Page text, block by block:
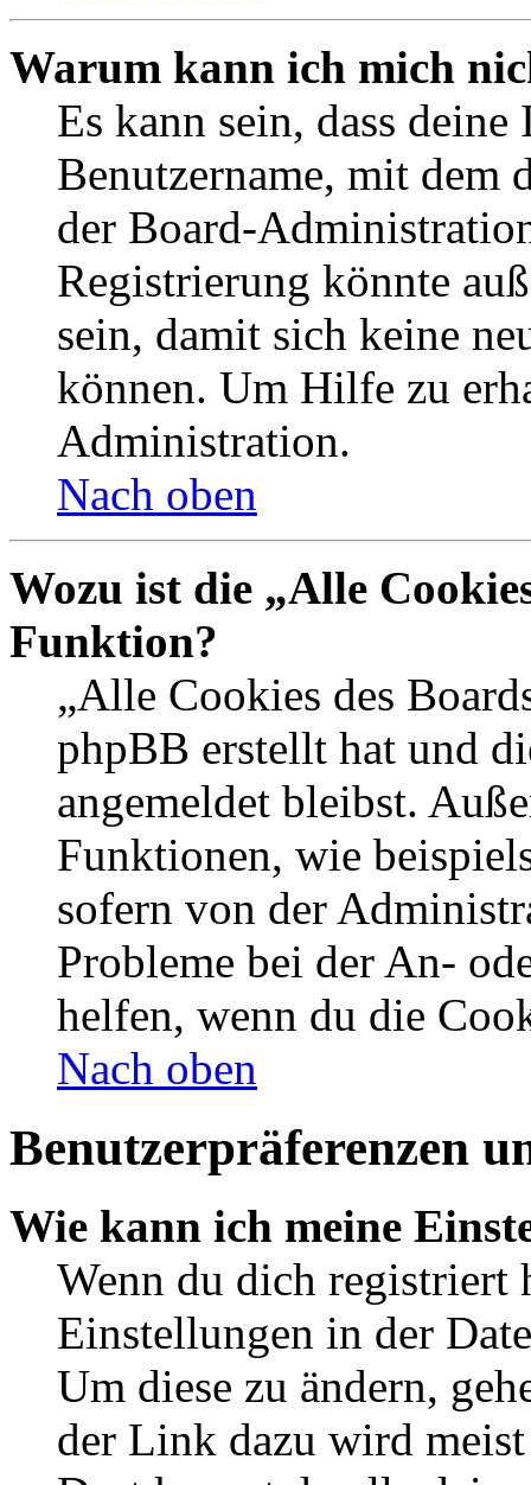
Warum kann ich mich
Es kann sein, dass
Benutzername, mit dem
der Board-
Registrierung könnte
sein, damit sich keine
können. Um Hilfe zu
Administration.
Nach oben
Wozu ist die „Alle
Funktion?
„Alle Cookies des
phpBB erstellt hat und
angemeldet bleibst.
Funktionen, wie
sofern von der
Probleme bei der An-
helfen, wenn du die
Nach oben
Benutzerpräferenzen
Wie kann ich meine
Wenn du dich registriert
Einstellungen in der
Um diese zu ändern,
der Link dazu wird